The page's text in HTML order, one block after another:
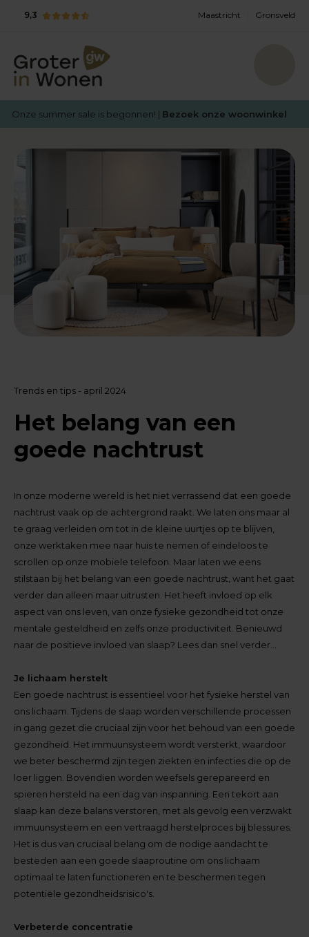
9,3 Maastricht Gronsveld
Onze summer sale is begonnen! | Bezoek onze woonwinkel
Trends en tips - april 2024
Het belang van een
goede nachtrust
In onze moderne wereld is het niet verrassend dat een goede
nachtrust vaak op de achtergrond raakt. We laten ons maar al
te graag verleiden om tot in de kleine uurtjes op te blijven,
onze werktaken mee naar huis te nemen of eindeloos te
scrollen op onze mobiele telefoon. Maar laten we eens
stilstaan bij het belang van een goede nachtrust, want het gaat
verder dan alleen maar uitrusten. Het heeft invloed op elk
aspect van ons leven, van onze fysieke gezondheid tot onze
mentale gesteldheid en zelfs onze productiviteit. Benieuwd
naar de positieve invloed van slaap? Lees dan snel verder…
Je lichaam herstelt
Een goede nachtrust is essentieel voor het fysieke herstel van
ons lichaam. Tijdens de slaap worden verschillende processen
in gang gezet die cruciaal zijn voor het behoud van een goede
gezondheid. Het immuunsysteem wordt versterkt, waardoor
we beter beschermd zijn tegen ziekten en infecties die op de
loer liggen. Bovendien worden weefsels gerepareerd en
spieren hersteld na een dag van inspanning. Een tekort aan
slaap kan deze balans verstoren, met als gevolg een verzwakt
immuunsysteem en een vertraagd herstelproces bij blessures.
Het is dus van cruciaal belang om de nodige aandacht te
besteden aan een goede slaaproutine om ons lichaam
optimaal te laten functioneren en te beschermen tegen
potentiële gezondheidsrisico's.
Verbeterde concentratie